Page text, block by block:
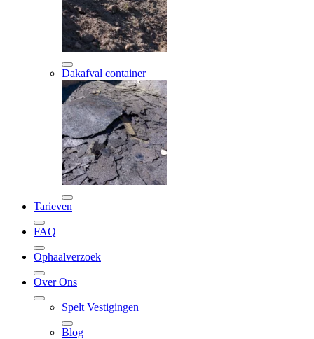
Dakafval container
Tarieven
FAQ
Ophaalverzoek
Over Ons
Spelt Vestigingen
Blog